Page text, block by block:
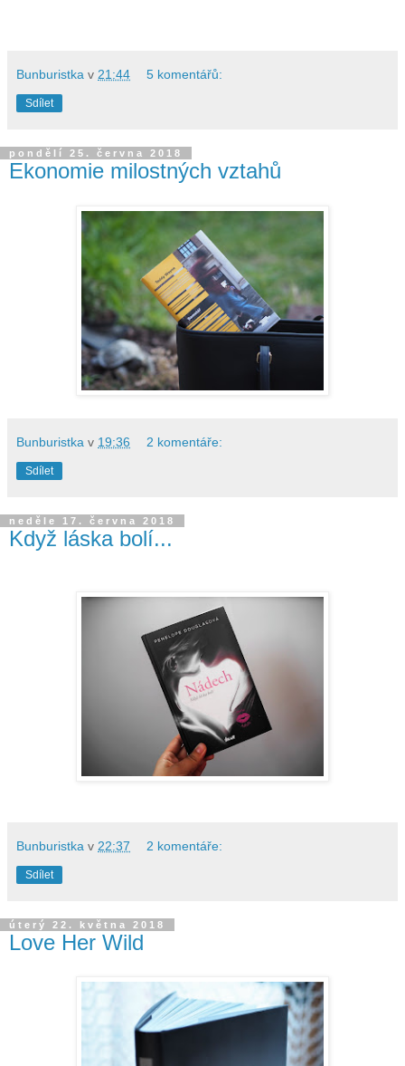
Bunburistka v 21:44 5 komentářů:
Sdílet
pondělí 25. června 2018
Ekonomie milostných vztahů
Bunburistka v 19:36 2 komentáře:
Sdílet
neděle 17. června 2018
Když láska bolí...
Bunburistka v 22:37 2 komentáře:
Sdílet
úterý 22. května 2018
Love Her Wild